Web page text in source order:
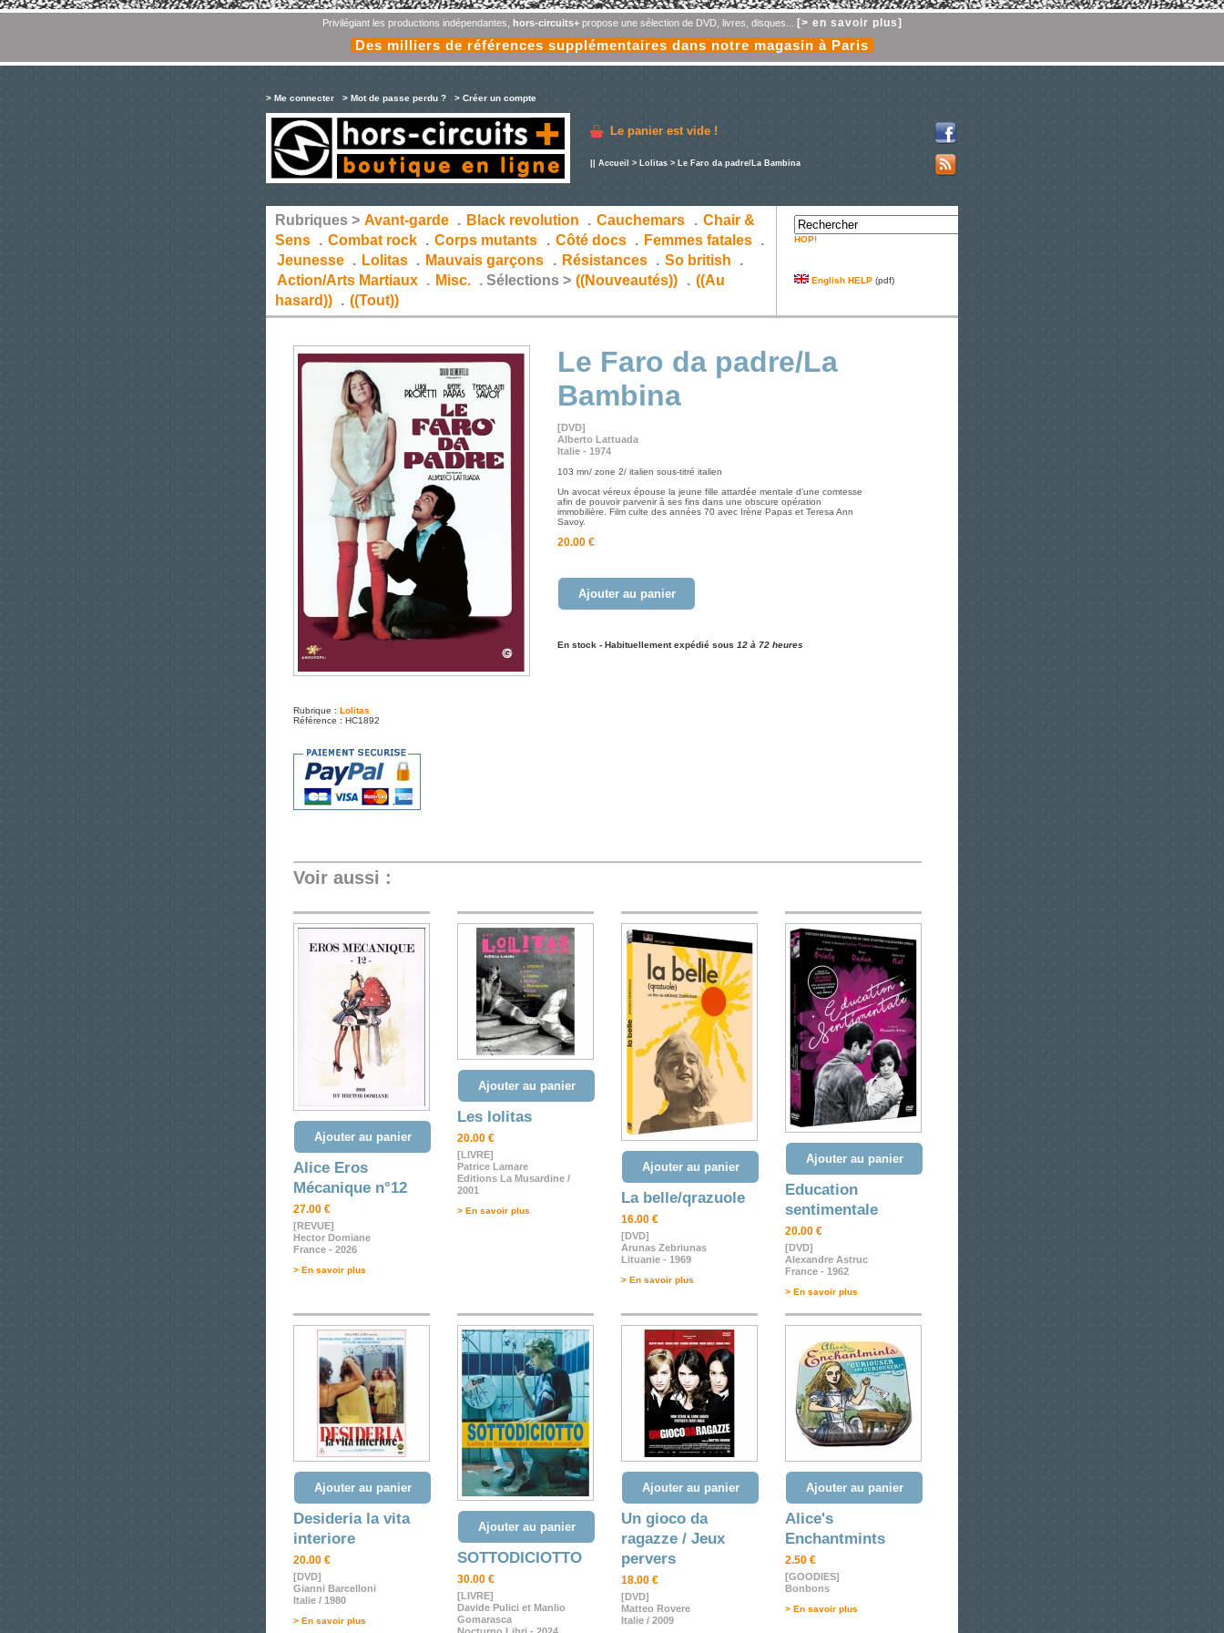
Privilégiant les productions indépendantes, hors-circuits+propose une sélection de DVD, livres, disques... [> en savoir plus]
Des milliers de références supplémentaires dans notre magasin à Paris
> Me connecter > Mot de passe perdu ? > Créer un compte
Le panier est vide !
Accueil > Lolitas > Le Faro da padre/La Bambina
Rubriques > Avant-garde . Black revolution . Cauchemars . Chair &
Sens . Combat rock . Corps mutants . Côté docs . Femmes fatales
.
Jeunesse . Lolitas . Mauvais garçons . Résistances . So british
.
Action/Arts Martiaux . Misc. .Sélections > ((Nouveautés)) . ((Au
hasard)) . ((Tout))
HOP!
English HELP (pdf)
Rubrique : Lolitas
Référence : HC1892
Le Faro da padre/La
Bambina
[DVD]
Alberto Lattuada
Italie - 1974
103 mn/ zone 2/ italien sous-titré italien
Un avocat véreux épouse la jeune fille attardée mentale d'une comtesse
afin de pouvoir parvenir à ses fins dans une obscure opération
immobilière. Film culte des années 70 avec Irène Papas et Teresa Ann
Savoy.
20.00 €
Ajouter au panier
En stock - Habituellement expédié sous 12 à 72 heures
Voir aussi :
Ajouter au panier
Alice Eros
Mécanique n°12
27.00 €
[REVUE]
Hector Domiane
France - 2026
> En savoir plus
Ajouter au panier
Les lolitas
20.00 €
[LIVRE]
Patrice Lamare
Editions La Musardine /
2001
> En savoir plus
Ajouter au panier
La belle/qrazuole
16.00 €
[DVD]
Arunas Zebriunas
Lituanie - 1969
> En savoir plus
Ajouter au panier
Education
sentimentale
20.00 €
[DVD]
Alexandre Astruc
France - 1962
> En savoir plus
Ajouter au panier
Desideria la vita
interiore
20.00 €
[DVD]
Gianni Barcelloni
Italie / 1980
> En savoir plus
Ajouter au panier
SOTTODICIOTTO
30.00 €
[LIVRE]
Davide Pulici et Manlio
Gomarasca
Ajouter au panier
Un gioco da
ragazze / Jeux
pervers
18.00 €
[DVD]
Matteo Rovere
Italie / 2009
Ajouter au panier
Alice's
Enchantmints
2.50 €
[GOODIES]
Bonbons
> En savoir plus